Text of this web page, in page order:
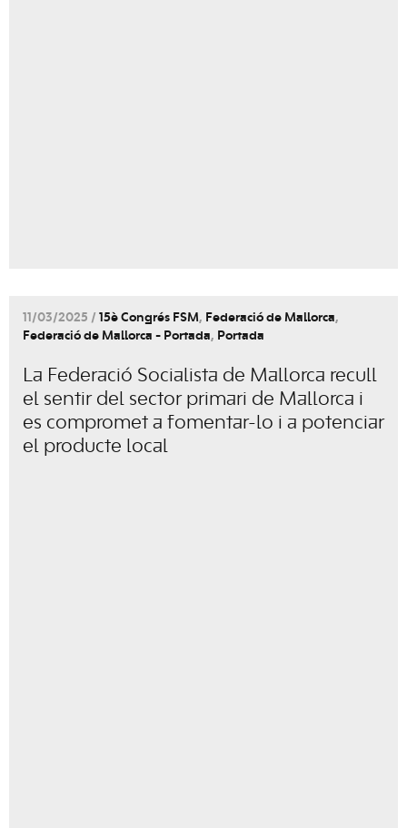
11/03/2025 / 15è Congrés FSM, Federació de Mallorca,
Federació de Mallorca - Portada, Portada
La Federació Socialista de Mallorca recull
el sentir del sector primari de Mallorca i
es compromet a fomentar-lo i a potenciar
el producte local